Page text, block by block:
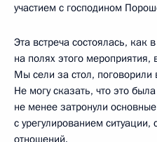
участием с господином
Эта встреча состоялась, как
на полях этого мероприятия,
Мы сели за стол,
Не могу сказать, что это
не менее затронули
с урегулированием
отношений.